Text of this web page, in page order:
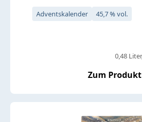
Adventskalender 45,7 % vol.
0,48 Liter
Zum Produkt